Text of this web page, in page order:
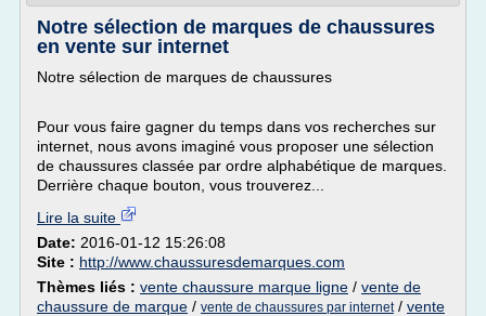
Notre sélection de marques de chaussures
en vente sur internet
Notre sélection de marques de chaussures
Pour vous faire gagner du temps dans vos recherches sur
internet, nous avons imaginé vous proposer une sélection
de chaussures classée par ordre alphabétique de marques.
Derrière chaque bouton, vous trouverez...
Lire la suite
Date: 2016-01-12 15:26:08
Site : http://www.chaussuresdemarques.com
Thèmes liés : vente chaussure marque ligne / vente de
chaussure de marque / vente de chaussures par internet/ vente